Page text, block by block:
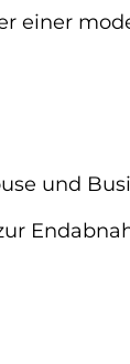
einer
und